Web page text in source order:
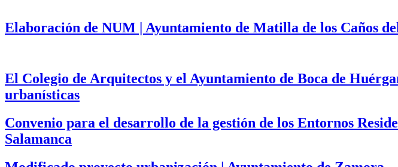
Elaboración de NUM | Ayuntamiento de Matilla de los Caños
El Colegio de Arquitectos y el Ayuntamiento de Boca de
urbanísticas
Convenio para el desarrollo de la gestión de los Entornos
Salamanca